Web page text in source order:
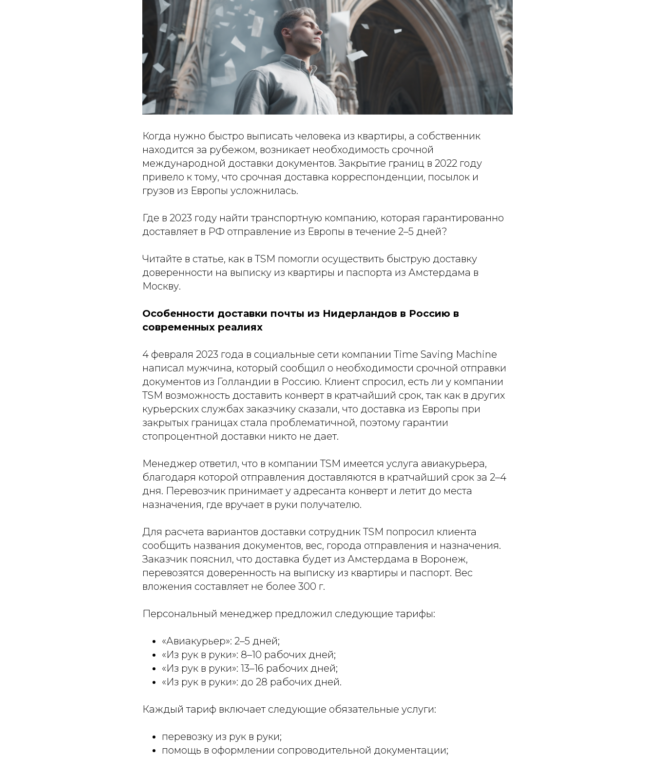
Когда нужно быстро выписать человека из квартиры, а собственник
находится за рубежом, возникает необходимость срочной
международной доставки документов. Закрытие границ в 2022 году
привело к тому, что срочная доставка корреспонденции, посылок и
грузов из Европы усложнилась.
Где в 2023 году найти транспортную компанию, которая гарантированно
доставляет в РФ отправление из Европы в течение 2–5 дней?
Читайте в статье, как в TSM помогли осуществить быструю доставку
доверенности на выписку из квартиры и паспорта из Амстердама в
Москву.
Особенности доставки почты из Нидерландов в Россию в
современных реалиях
4 февраля 2023 года в социальные сети компании Time Saving Machine
написал мужчина, который сообщил о необходимости срочной отправки
документов из Голландии в Россию. Клиент спросил, есть ли у компании
TSM возможность доставить конверт в кратчайший срок, так как в других
курьерских службах заказчику сказали, что доставка из Европы при
закрытых границах стала проблематичной, поэтому гарантии
стопроцентной доставки никто не дает.
Менеджер ответил, что в компании TSM имеется услуга авиакурьера,
благодаря которой отправления доставляются в кратчайший срок за 2–4
дня. Перевозчик принимает у адресанта конверт и летит до места
назначения, где вручает в руки получателю.
Для расчета вариантов доставки сотрудник TSM попросил клиента
сообщить названия документов, вес, города отправления и назначения.
Заказчик пояснил, что доставка будет из Амстердама в Воронеж,
перевозятся доверенность на выписку из квартиры и паспорт. Вес
вложения составляет не более 300 г.
Персональный менеджер предложил следующие тарифы:
«Авиакурьер»: 2–5 дней;
«Из рук в руки»: 8–10 рабочих дней;
«Из рук в руки»: 13–16 рабочих дней;
«Из рук в руки»: до 28 рабочих дней.
Каждый тариф включает следующие обязательные услуги:
перевозку из рук в руки;
помощь в оформлении сопроводительной документации;